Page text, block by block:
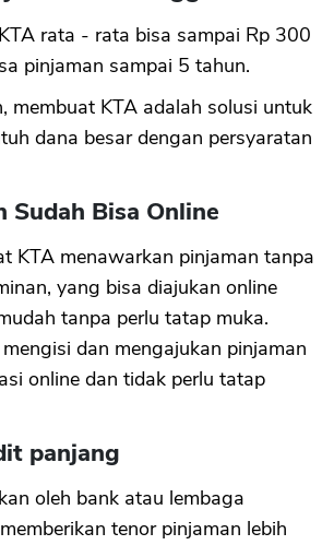
rata - rata bisa sampai Rp 300
pinjaman sampai 5 tahun.
membuat KTA adalah solusi untuk
dana besar dengan persyaratan
Sudah Bisa Online
KTA menawarkan pinjaman tanpa
yang bisa diajukan online
tanpa perlu tatap muka.
dan mengajukan pinjaman
online dan tidak perlu tatap
panjang
oleh bank atau lembaga
tenor pinjaman lebih